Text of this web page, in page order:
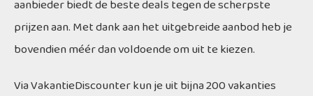
aanbieder biedt de beste deals tegen de scherpste
prijzen aan. Met dank aan het uitgebreide aanbod heb je
bovendien méér dan voldoende om uit te kiezen.
Via VakantieDiscounter kun je uit bijna 200 vakanties